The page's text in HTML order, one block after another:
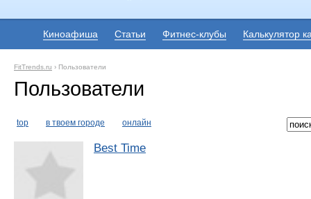
Киноафиша Статьи Фитнес-клубы Калькулятор
FitTrends.ru › Пользователи
Пользователи
top в твоем городе онлайн
Best Time